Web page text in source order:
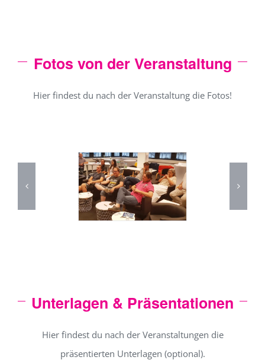
Fotos von der Veranstaltung
Hier findest du nach der Veranstaltung die Fotos!
Unterlagen & Präsentationen
Hier findest du nach der Veranstaltungen die
präsentierten Unterlagen (optional).